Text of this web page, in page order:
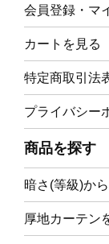
会員登録・マ
カートを見る
特定商取引法
プライバシー
商品を探す
暗さ(等級)か
厚地カーテン